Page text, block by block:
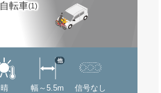
自転車(1)
晴 幅～5.5m
他
信号なし